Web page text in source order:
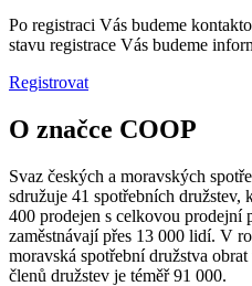
Po registraci Vás budeme
stavu registrace Vás budeme
Registrovat
O značce COOP
Svaz českých a moravských
sdružuje 41 spotřebních družstev,
400 prodejen s celkovou prodejní
zaměstnávají přes 13 000 lidí. V
moravská spotřební družstva
členů družstev je téměř 91 000.